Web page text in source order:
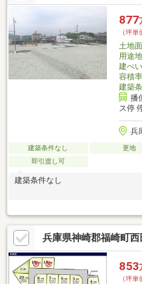
877
（坪単
土地
用途
建ぺ
容積率
建築
播
ス停
兵
建築条件なし 更地
即引渡し可
建築条件なし
兵庫県神崎郡福崎町西
853
（坪単